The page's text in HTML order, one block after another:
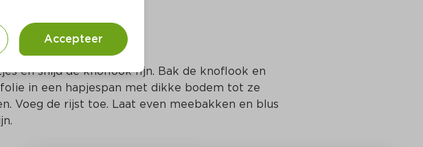
en snijd de knoflook fijn. Bak de knoflook en
in een hapjespan met dikke bodem tot ze
Voeg de rijst toe. Laat even meebakken en blus
Accepteer